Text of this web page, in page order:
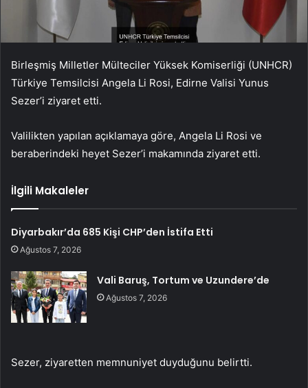
Birleşmiş Milletler Mülteciler Yüksek Komiserliği (UNHCR)
Türkiye Temsilcisi Angela Li Rosi, Edirne Valisi Yunus
Sezer’i ziyaret etti.
Valilikten yapılan açıklamaya göre, Angela Li Rosi ve
beraberindeki heyet Sezer’i makamında ziyaret etti.
İlgili Makaleler
Diyarbakır’da 685 Kişi CHP’den İstifa Etti
Ağustos 7, 2026
Vali Baruş, Tortum ve Uzundere’de
Ağustos 7, 2026
Sezer, ziyaretten memnuniyet duyduğunu belirtti.